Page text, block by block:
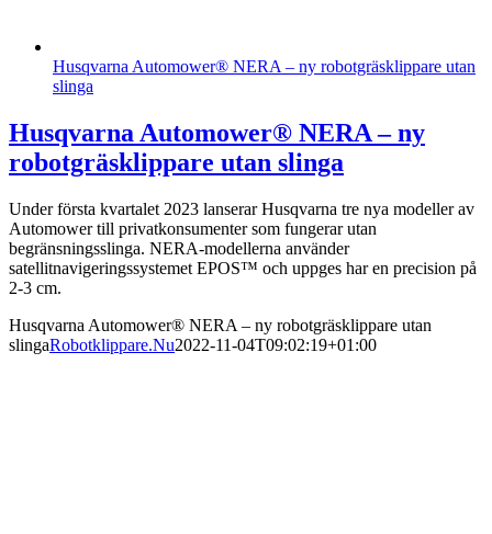
Husqvarna Automower® NERA – ny robotgräsklippare utan
slinga
Husqvarna Automower® NERA – ny
robotgräsklippare utan slinga
Under första kvartalet 2023 lanserar Husqvarna tre nya modeller av
Automower till privatkonsumenter som fungerar utan
begränsningsslinga. NERA-modellerna använder
satellitnavigeringssystemet EPOS™ och uppges har en precision på
2-3 cm.
Husqvarna Automower® NERA – ny robotgräsklippare utan
slingaRobotklippare.Nu2022-11-04T09:02:19+01:00